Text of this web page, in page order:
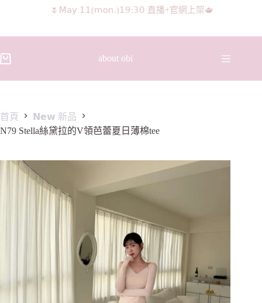
about obi
首頁
𝗡𝗲𝘄 新品
N79 Stella絲黛拉的V領芭蕾夏日薄棉tee